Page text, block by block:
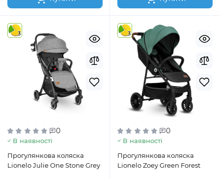
3
0
В наявності
Прогулянкова коляска
Lionelo Julie One Stone Grey
3
0
В наявності
Прогулянкова коляска
Lionelo Zoey Green Forest